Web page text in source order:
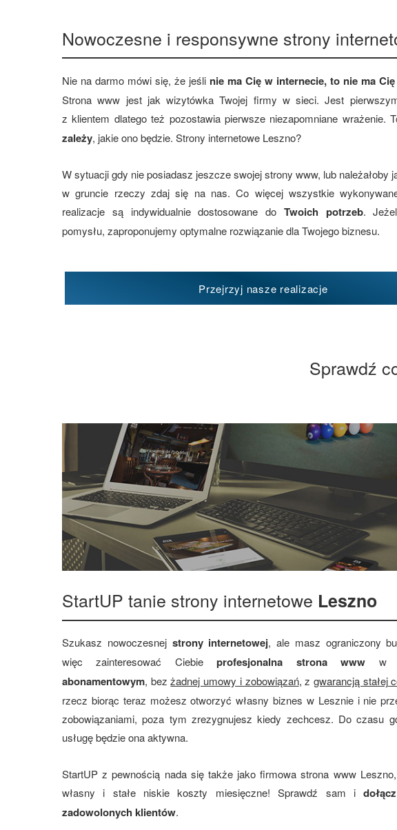
Nowoczesne i responsywne strony
Nie na darmo mówi się, że jeśli nie ma Cię w internecie, to nie ma
Strona www jest jak wizytówka Twojej firmy w sieci. Jest
z klientem dlatego też pozostawia pierwsze niezapomniane wrażenie.
zależy, jakie ono będzie. Strony internetowe Leszno?
W sytuacji gdy nie posiadasz jeszcze swojej strony www, lub należałoby
w gruncie rzeczy zdaj się na nas. Co więcej wszystkie
realizacje są indywidualnie dostosowane do Twoich potrzeb.
pomysłu, zaproponujemy optymalne rozwiązanie dla Twojego biznesu.
Przejrzyj nasze realizacje
Sprawdź
StartUP tanie strony internetowe Leszno
Szukasz nowoczesnej strony internetowej, ale masz ograniczony
więc zainteresować Ciebieprofesjonalna strona www w
abonamentowym, bezżadnej umowy i zobowiązań, z gwarancją stałej
rzecz biorąc teraz możesz otworzyć własny biznes w Lesznie i nie
zobowiązaniami, poza tym zrezygnujesz kiedy zechcesz. Do czasu
usługę będzie ona aktywna.
StartUP z pewnością nada się także jako firmowa strona www
własny i stałe niskie koszty miesięczne! Sprawdź sam i
zadowolonych klientów.